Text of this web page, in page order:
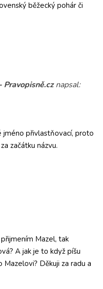
běžecký pohár či
Pravopisně.cz napsal:
jméno přivlastňovací, proto
začátku názvu.
Mazel, tak
A jak je to když píšu
Děkuji za radu a